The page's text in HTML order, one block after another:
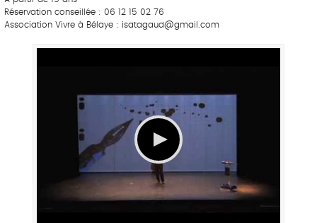
Réservation conseillée : 06 12 15 02 76
Association Vivre à Bélaye : isatagaud@gmail.com